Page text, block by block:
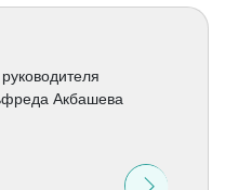
Акбашева